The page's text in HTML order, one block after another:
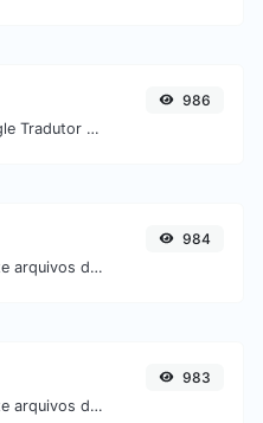
Use a API do Google Tradutor para gerar áudio de texto para fala.
986
Converta facilmente arquivos de imagem GIF para PNG.
984
Converta facilmente arquivos de imagem BMP para ICO.
983